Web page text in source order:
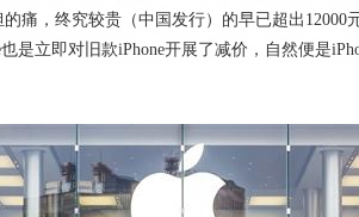
痛，终究较贵（中国发行）的早已超出12000元
是立即对旧款iPhone开展了减价，自然便是